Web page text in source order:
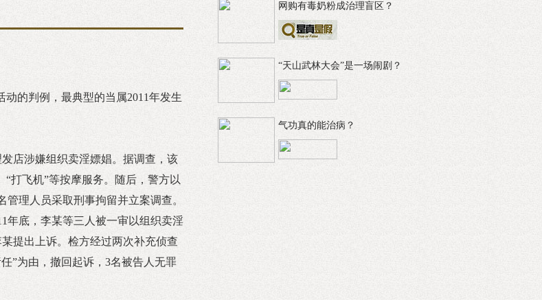
的判例，最典型的当属2011年发生
店涉嫌组织卖淫嫖娼。据调查，该
打飞机”等按摩服务。随后，警方以
理人员采取刑事拘留并立案调查。
年底，李某等三人被一审以组织卖淫
提出上诉。检方经过两次补充侦查
”为由，撤回起诉，3名被告人无罪
网购有毒奶粉成治理盲区？
“天山武林大会”是一场闹剧？
气功真的能治病？